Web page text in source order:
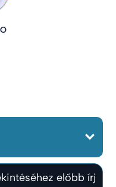
előbb írj